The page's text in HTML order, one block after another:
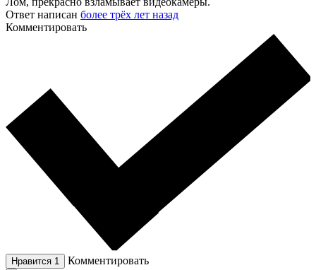
Ответ написан более трёх лет назад
Комментировать
Нравится 1 Комментировать